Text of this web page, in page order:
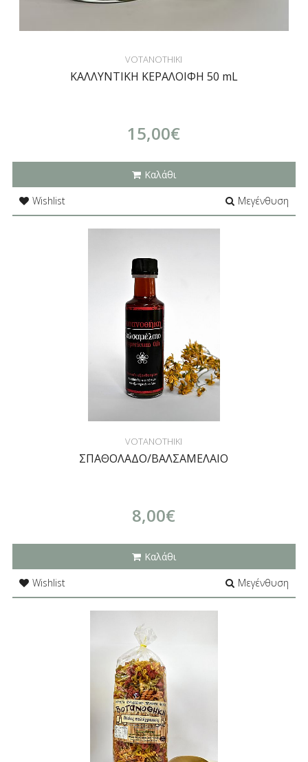
VOTANOTHIKI
ΚΑΛΛΥΝΤΙΚΗ ΚΕΡΑΛΟΙΦΗ 50 mL
15,00€
Καλάθι
Wishlist
Μεγένθυση
VOTANOTHIKI
ΣΠΑΘΟΛΑΔΟ/ΒΑΛΣΑΜΕΛΑΙΟ
8,00€
Καλάθι
Wishlist
Μεγένθυση